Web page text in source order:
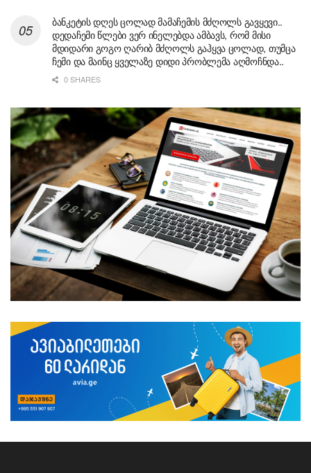
ბანკეტის დღეს ცოლად მამაჩემის მძღოლს გავყევი..
დედაჩემი წლები ვერ ინელებდა ამბავს, რომ მისი
მდიდარი გოგო ღარიბ მძღოლს გაჰყვა ცოლად, თუმცა
ჩემი და მაინც ყველაზე დიდი პრობლემა აღმოჩნდა..
0 SHARES